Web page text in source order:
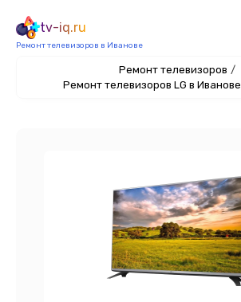
tv-iq.ru
Ремонт телевизоров в Иванове
Ремонт телевизоров /
Ремонт телевизоров LG в Иванове